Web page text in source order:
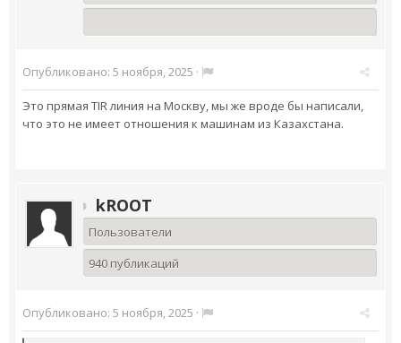
Опубликовано: 5 ноября, 2025 ·
Это прямая TIR линия на Москву, мы же вроде бы написали,
что это не имеет отношения к машинам из Казахстана.
kROOT
Пользователи
940 публикаций
Опубликовано: 5 ноября, 2025 ·